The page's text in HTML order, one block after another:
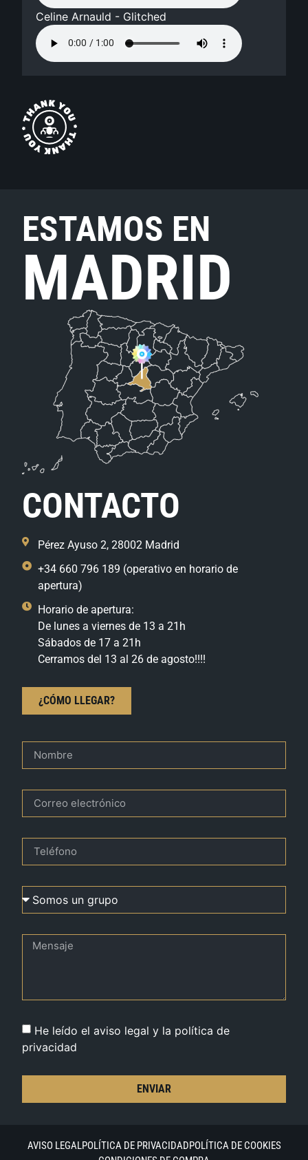
Celine Arnauld - Glitched
ESTAMOS EN
MADRID
CONTACTO
Pérez Ayuso 2, 28002 Madrid
+34 660 796 189 (operativo en horario de
apertura)
Horario de apertura:
De lunes a viernes de 13 a 21h
Sábados de 17 a 21h
Cerramos del 13 al 26 de agosto!!!!
¿CÓMO LLEGAR?
He leído el aviso legal y la política de
privacidad
ENVIAR
AVISO LEGALPOLÍTICA DE PRIVACIDADPOLÍTICA DE COOKIES